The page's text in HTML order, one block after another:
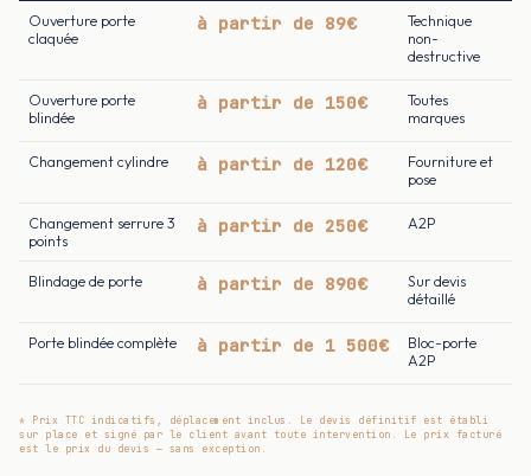
Ouverture porte
claquée
à partir de 89€
Technique
non-
destructive
Ouverture porte
blindée
à partir de 150€
Toutes
marques
Changement cylindre à partir de 120€
Fourniture et
pose
Changement serrure 3
points
à partir de 250€ A2P
Blindage de porte à partir de 890€
Sur devis
détaillé
Porte blindée complète à partir de 1 500€
Bloc-porte
A2P
* Prix TTC indicatifs, déplacement inclus. Le devis définitif est établi
sur place et signé par le client avant toute intervention. Le prix facturé
est le prix du devis — sans exception.